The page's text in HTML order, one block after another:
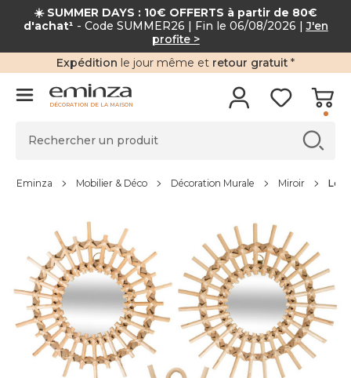
☀️ SUMMER DAYS : 10€ OFFERTS à partir de 80€
d'achat¹ - Code SUMMER26 | Fin le 06/08/2026 |J'en
profite >
Expédition le jour même et retour gratuit *
DÉCORATION DE LA MAISON
Eminza Mobilier & Déco Décoration Murale Miroir Lot